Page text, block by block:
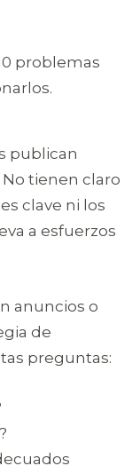
problemas
publican
tienen claro
clave ni los
a esfuerzos
anuncios o
de
preguntas: